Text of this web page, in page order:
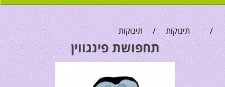
/ תינוקות / תינוקות
תחפושת פינגווין